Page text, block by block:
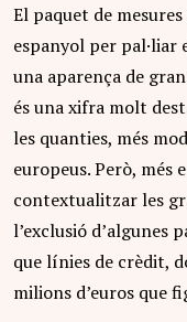
El paquet de
espanyol per pal·liar
una aparença de
és una xifra molt
les quanties, més
europeus. Però,
contextualitzar les
l’exclusió d’algunes
que línies de crèdit,
milions d’euros que